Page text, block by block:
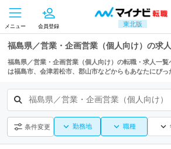
東北版
メニュー 会員登録
福島県／営業・企画営業（個人向け）の求
福島県／営業・企画営業（個人向け）の転職・求人一
は福島市、会津若松市、郡山市などからもあなたにぴっ
福島県／営業・企画営業（個人向け）
条件変更 勤務地 職種